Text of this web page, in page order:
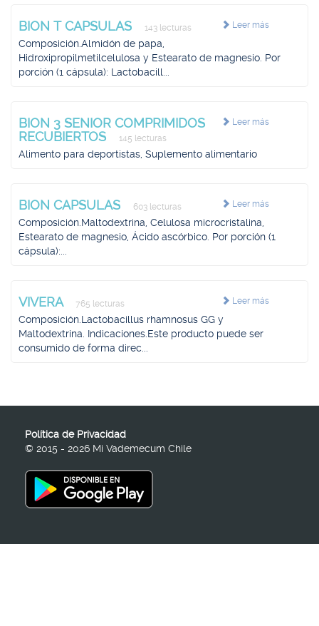
Leer más
BION T CAPSULAS 143 lecturas
Composición.Almidón de papa,
Hidroxipropilmetilcelulosa y Estearato de magnesio. Por
porción (1 cápsula): Lactobacill...
Leer más
BION 3 SENIOR COMPRIMIDOS
RECUBIERTOS
145 lecturas
Alimento para deportistas, Suplemento alimentario
Leer más
BION CAPSULAS 603 lecturas
Composición.Maltodextrina, Celulosa microcristalina,
Estearato de magnesio, Ácido ascórbico. Por porción (1
cápsula):...
Leer más
VIVERA 765 lecturas
Composición.Lactobacillus rhamnosus GG y
Maltodextrina. Indicaciones.Este producto puede ser
consumido de forma direc...
Política de Privacidad
© 2015 - 2026 Mi Vademecum Chile